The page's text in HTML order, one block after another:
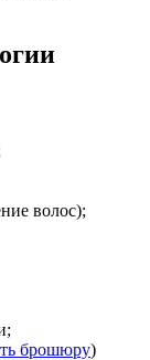
волос);
брошюру)